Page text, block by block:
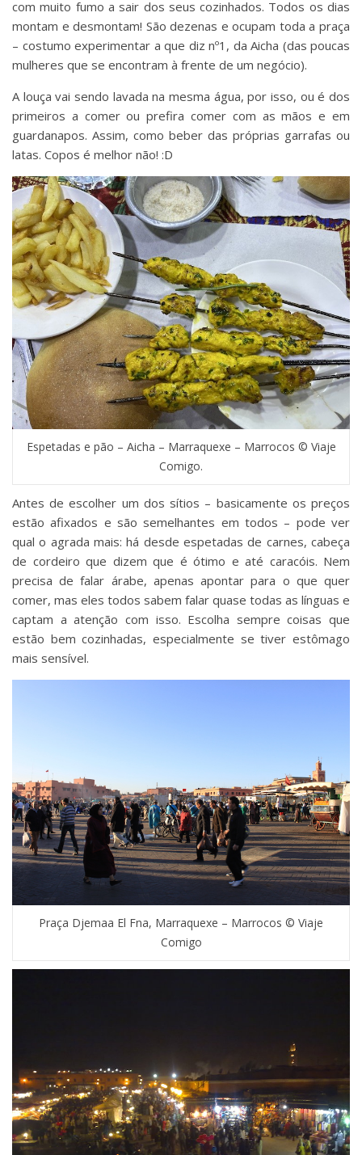
com muito fumo a sair dos seus cozinhados. Todos os dias
montam e desmontam! São dezenas e ocupam toda a praça
– costumo experimentar a que diz nº1, da Aicha (das poucas
mulheres que se encontram à frente de um negócio).
A louça vai sendo lavada na mesma água, por isso, ou é dos
primeiros a comer ou prefira comer com as mãos e em
guardanapos. Assim, como beber das próprias garrafas ou
latas. Copos é melhor não! :D
Espetadas e pão – Aicha – Marraquexe – Marrocos © Viaje
Comigo.
Antes de escolher um dos sítios – basicamente os preços
estão afixados e são semelhantes em todos – pode ver
qual o agrada mais: há desde espetadas de carnes, cabeça
de cordeiro que dizem que é ótimo e até caracóis. Nem
precisa de falar árabe, apenas apontar para o que quer
comer, mas eles todos sabem falar quase todas as línguas e
captam a atenção com isso. Escolha sempre coisas que
estão bem cozinhadas, especialmente se tiver estômago
mais sensível.
Praça Djemaa El Fna, Marraquexe – Marrocos © Viaje
Comigo